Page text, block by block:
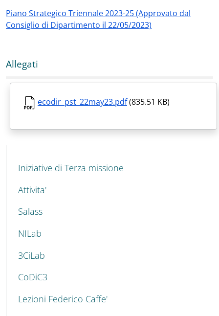
Piano Strategico Triennale 2023-25 (Approvato dal
Consiglio di Dipartimento il 22/05/2023)
Allegati
ecodir_pst_22may23.pdf(835.51 KB)
MAIN NAVIGATION
Iniziative di Terza missione
Attivita'
Salass
NILab
3CiLab
CoDiC3
Lezioni Federico Caffe'